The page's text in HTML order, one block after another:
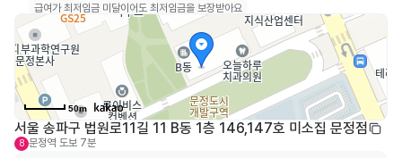
급여가 최저임금 미달이어도 최저임금을 보장받아요
50m
서울 송파구 법원로11길 11 B동 1층 146,147호 미소집 문정점
8 문정역 도보 7분